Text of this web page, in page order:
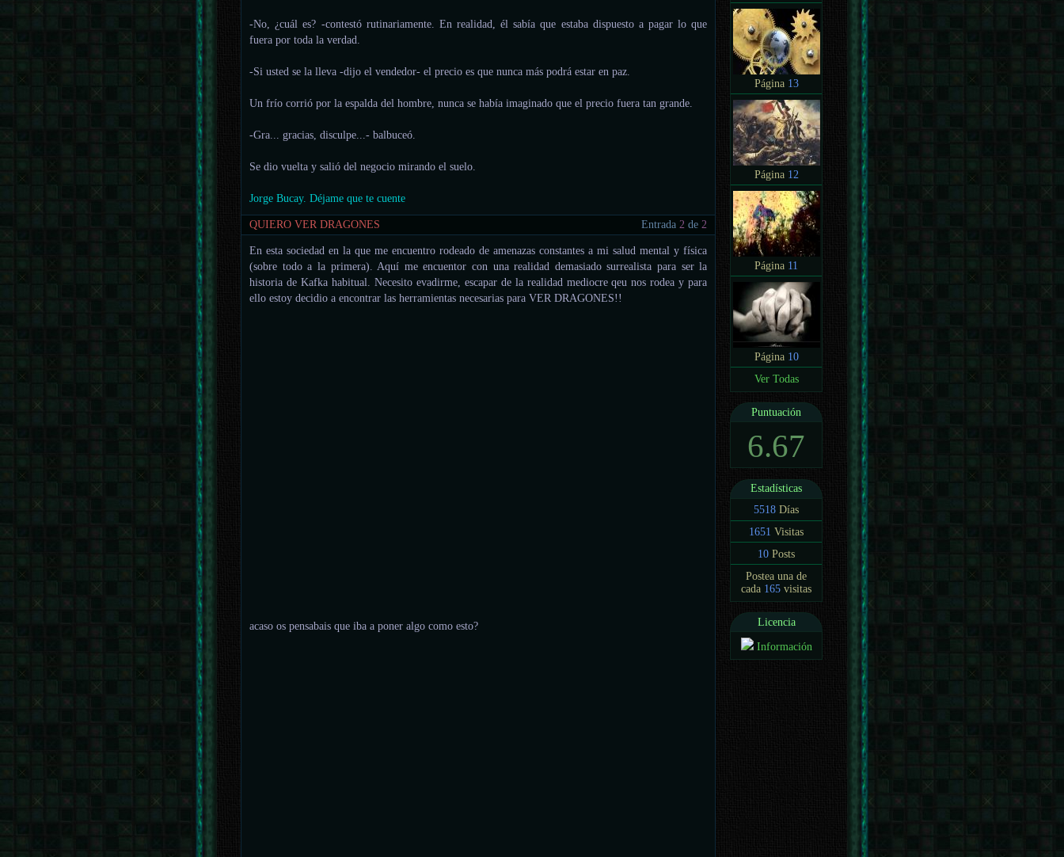
-No, ¿cuál es? -contestó rutinariamente. En realidad, él sabía que estaba dispuesto a pagar lo que
fuera por toda la verdad.
-Si usted se la lleva -dijo el vendedor- el precio es que nunca más podrá estar en paz.
Un frío corrió por la espalda del hombre, nunca se había imaginado que el precio fuera tan grande.
-Gra... gracias, disculpe...- balbuceó.
Se dio vuelta y salió del negocio mirando el suelo.
Jorge Bucay. Déjame que te cuente
QUIERO VER DRAGONES Entrada 2 de 2
En esta sociedad en la que me encuentro rodeado de amenazas constantes a mi salud mental y física
(sobre todo a la primera). Aquí me encuentor con una realidad demasiado surrealista para ser la
historia de Kafka habitual. Necesito evadirme, escapar de la realidad mediocre qeu nos rodea y para
ello estoy decidio a encontrar las herramientas necesarias para VER DRAGONES!!
acaso os pensabais que iba a poner algo como esto?
Página 13
Página 12
Página 11
Página 10
Ver Todas
Puntuación
6.67
Estadísticas
5518 Días
1651 Visitas
10 Posts
Postea una de
cada 165 visitas
Licencia
Información